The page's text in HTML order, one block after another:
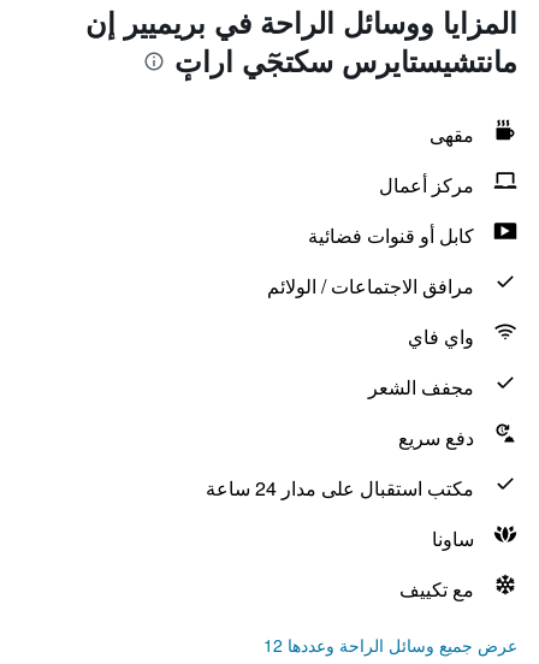
المزايا ووسائل الراحة في بريميير إن
مانتشيستايرس سكتجٓي اراتٕ
مقهى
مركز أعمال
كابل أو قنوات فضائية
مرافق الاجتماعات / الولائم
واي فاي
مجفف الشعر
دفع سريع
مكتب استقبال على مدار 24 ساعة
ساونا
مع تكييف
عرض جميع وسائل الراحة وعددها 12